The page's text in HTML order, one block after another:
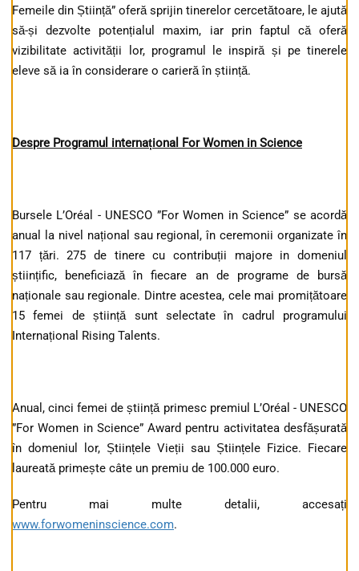
Femeile din Știință” oferă sprijin tinerelor cercetătoare, le ajută
să-și dezvolte potențialul maxim, iar prin faptul că oferă
vizibilitate activității lor, programul le inspiră și pe tinerele
eleve să ia în considerare o carieră în știință.
Despre Programul internațional For Women in Science
Bursele L’Oréal - UNESCO ”For Women in Science” se acordă
anual la nivel național sau regional, în ceremonii organizate în
117 țări. 275 de tinere cu contribuții majore in domeniul
științific, beneficiază în fiecare an de programe de bursă
naționale sau regionale. Dintre acestea, cele mai promițătoare
15 femei de știință sunt selectate în cadrul programului
Internațional Rising Talents.
Anual, cinci femei de știință primesc premiul L’Oréal - UNESCO
”For Women in Science” Award pentru activitatea desfășurată
în domeniul lor, Științele Vieții sau Științele Fizice. Fiecare
laureată primește câte un premiu de 100.000 euro.
Pentru mai multe detalii, accesați
www.forwomeninscience.com.